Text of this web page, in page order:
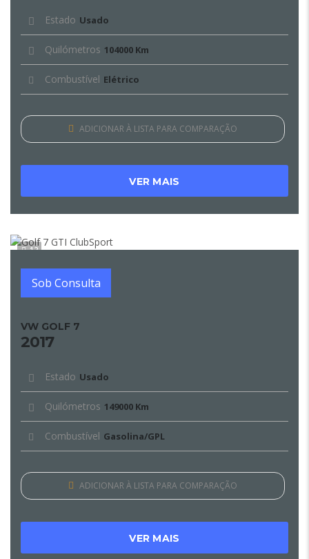
Estado Usado
Quilómetros 104000 Km
Combustível Elétrico
ADICIONAR À LISTA PARA COMPARAÇÃO
VER MAIS
12
Sob Consulta
VW GOLF 7
2017
Estado Usado
Quilómetros 149000 Km
Combustível Gasolina/GPL
ADICIONAR À LISTA PARA COMPARAÇÃO
VER MAIS